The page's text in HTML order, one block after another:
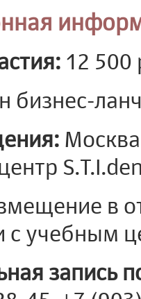
12 500
бизнес-
в
с учебным
запись